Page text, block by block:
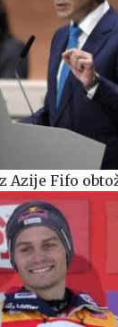
Fifo